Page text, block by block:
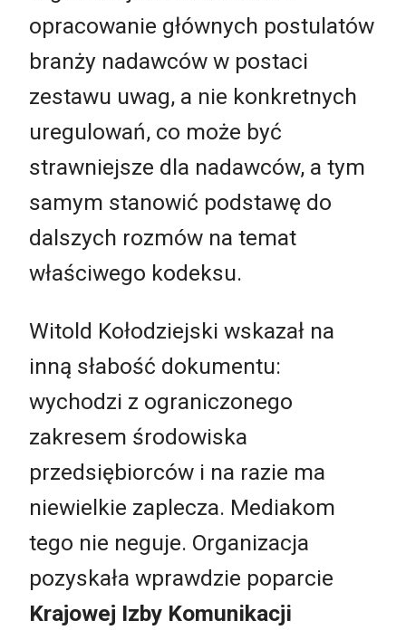
opracowanie głównych postulatów
branży nadawców w postaci
zestawu uwag, a nie konkretnych
uregulowań, co może być
strawniejsze dla nadawców, a tym
samym stanowić podstawę do
dalszych rozmów na temat
właściwego kodeksu.
Witold Kołodziejski wskazał na
inną słabość dokumentu:
wychodzi z ograniczonego
zakresem środowiska
przedsiębiorców i na razie ma
niewielkie zaplecza. Mediakom
tego nie neguje. Organizacja
pozyskała wprawdzie poparcie
Krajowej Izby Komunikacji